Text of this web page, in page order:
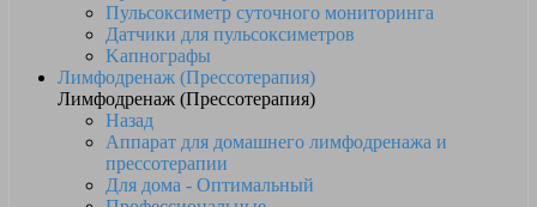
Пульсоксиметр суточного мониторинга
Датчики для пульсоксиметров
Kапнографы
Лимфодренаж (Прессотерапия)
Лимфодренаж (Прессотерапия)
Назад
Аппарат для домашнего лимфодренажа и
прессотерапии
Для дома - Оптимальный